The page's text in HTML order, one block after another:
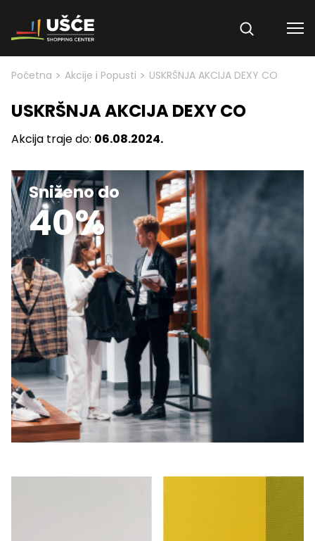
Skip to content
Početna > Akcije i Popusti > USKRŠNJA AKCIJA DEXY CO
USKRŠNJA AKCIJA DEXY CO
Akcija traje do: 06.08.2024.
Sniženo do
40%